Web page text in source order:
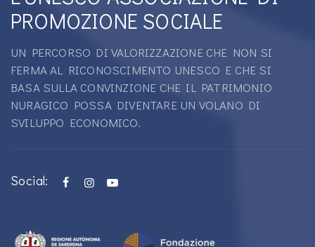
PROMOZIONE SOCIALE
UN PERCORSO DI VALORIZZAZIONE CHE NON SI
FERMA AL RICONOSCIMENTO UNESCO E CHE SI
BASA SULLA CONVINZIONE CHE IL PATRIMONIO
NURAGICO POSSA DIVENTARE UN VOLANO DI
SVILUPPO ECONOMICO.
Social: